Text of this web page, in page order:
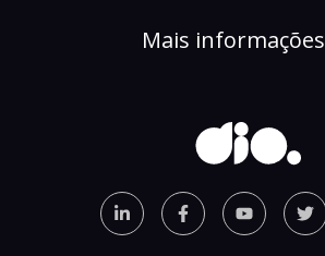
Mais informações